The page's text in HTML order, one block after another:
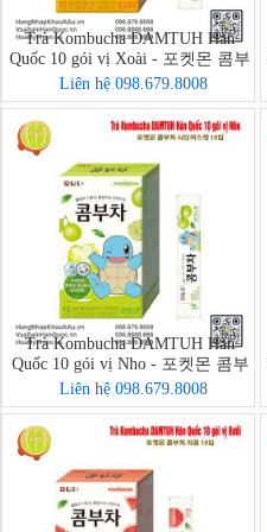
Trà Kombucha DAMTUH Hàn
Quốc 10 gói vị Xoài - 포켓몬 콤부
차 망고리치 10입
Liên hệ 098.679.8008
Trà Kombucha DAMTUH Hàn
Quốc 10 gói vị Nho - 포켓몬 콤부
차 샤인머스캣 10입
Liên hệ 098.679.8008